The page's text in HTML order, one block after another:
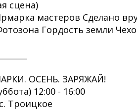
сцена)
мастеров Сделано
Гордость земли
ОСЕНЬ. ЗАРЯЖАЙ!
12:00 - 16:00
Троицкое